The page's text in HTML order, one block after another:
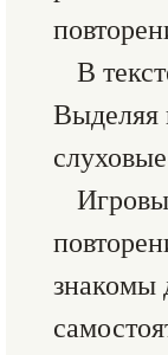
В
Выделяя
знакомы